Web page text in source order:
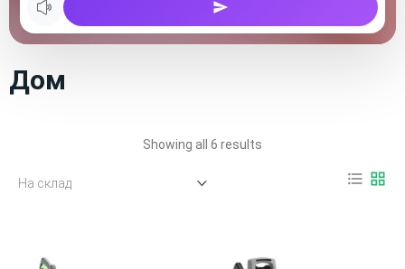
Дом
Showing all 6 results
format_list_bulleted grid_view